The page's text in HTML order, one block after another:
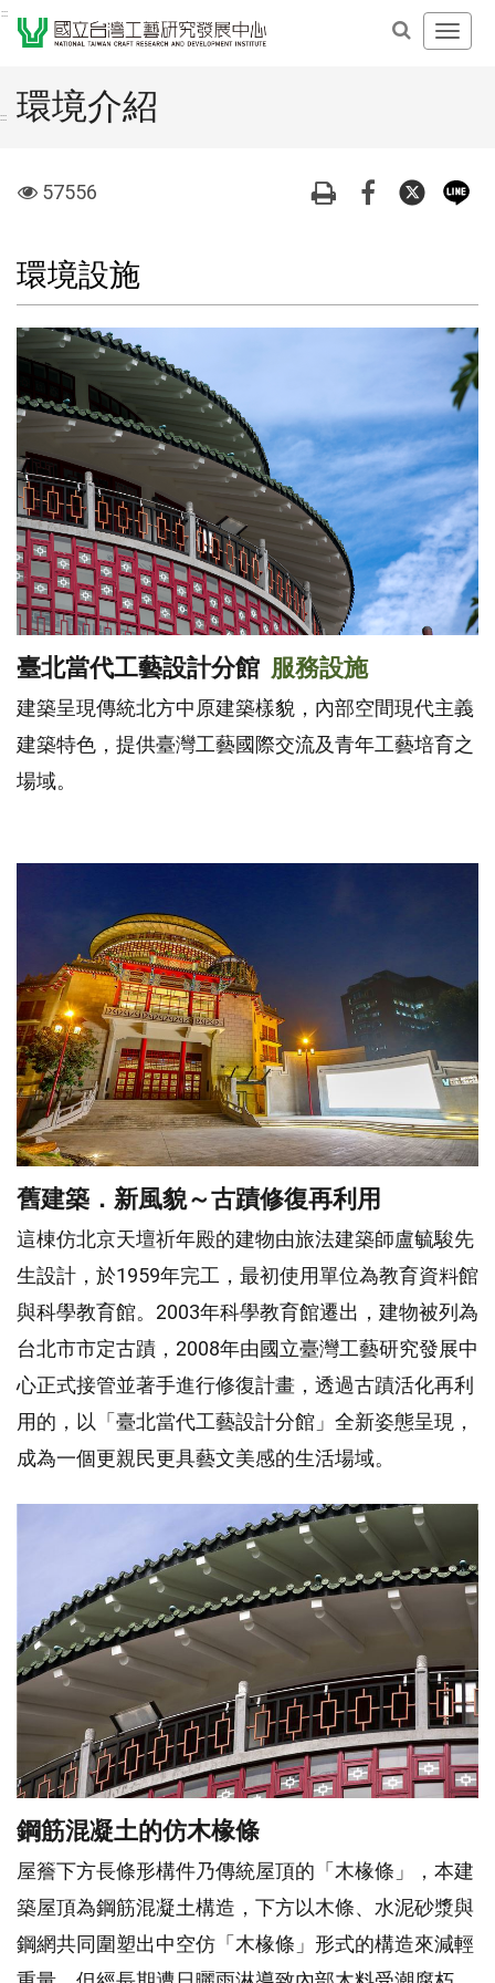
跳
要
內
:::
開
單
::: 環境介紹
visit
57556
環境設施
臺北當代工藝設計分館 服務設施
建築呈現傳統北方中原建築樣貌，內部空間現代主義
建築特色，提供臺灣工藝國際交流及青年工藝培育之
場域。
舊建築．新風貌～古蹟修復再利用
這棟仿北京天壇祈年殿的建物由旅法建築師盧毓駿先
生設計，於1959年完工，最初使用單位為教育資料館
與科學教育館。2003年科學教育館遷出，建物被列為
台北市市定古蹟，2008年由國立臺灣工藝研究發展中
心正式接管並著手進行修復計畫，透過古蹟活化再利
用的，以「臺北當代工藝設計分館」全新姿態呈現，
成為一個更親民更具藝文美感的生活場域。
鋼筋混凝土的仿木椽條
屋簷下方長條形構件乃傳統屋頂的「木椽條」，本建
築屋頂為鋼筋混凝土構造，下方以木條、水泥砂漿與
鋼網共同圍塑出中空仿「木椽條」形式的構造來減輕